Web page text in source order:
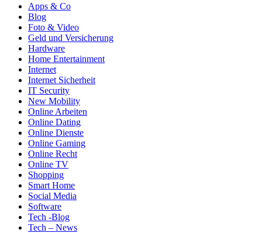
Apps & Co
Blog
Foto & Video
Geld und Versicherung
Hardware
Home Entertainment
Internet
Internet Sicherheit
IT Security
New Mobility
Online Arbeiten
Online Dating
Online Dienste
Online Gaming
Online Recht
Online TV
Shopping
Smart Home
Social Media
Software
Tech -Blog
Tech – News